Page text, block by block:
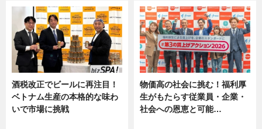
酒税改正でビールに再注目！
ベトナム生産の本格的な味わ
いで市場に挑戦
物価高の社会に挑む！福利厚
生がもたらす従業員・企業・
社会への恩恵と可能…